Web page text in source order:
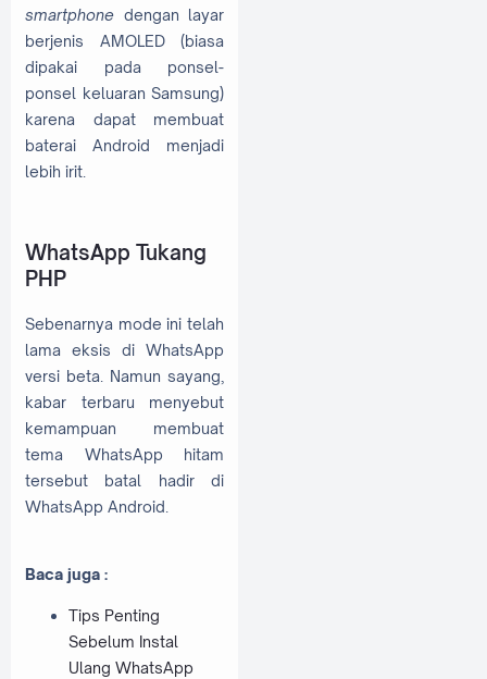
smartphone dengan layar
berjenis AMOLED (biasa
dipakai pada ponsel-
ponsel keluaran Samsung)
karena dapat membuat
baterai Android menjadi
lebih irit.
WhatsApp Tukang
PHP
Sebenarnya mode ini telah
lama eksis di WhatsApp
versi beta. Namun sayang,
kabar terbaru menyebut
kemampuan membuat
tema WhatsApp hitam
tersebut batal hadir di
WhatsApp Android.
Baca juga :
Tips Penting
Sebelum Instal
Ulang WhatsApp